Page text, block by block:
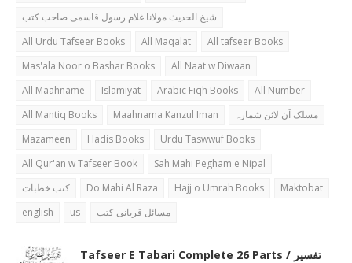
شیخ الحدیث مولانا غلام رسول قاسمی صاحب کتب
All Urdu Tafseer Books
All Maqalat
All tafseer Books
Mas'ala Noor o Bashar Books
All Naat w Diwaan
All Maahname
Islamiyat Arabic Fiqh Books
All Number
All Mantiq Books
Maahnama Kanzul Iman
مسلک آن لائن شمارہ
Mazameen
Hadis Books
Urdu Taswwuf Books
All Qur'an w Tafseer Book
Sah Mahi Pegham e Nipal
کتب خطبات
Do Mahi Al Raza Hajj o Umrah Books
Maktobat
english
us مسائل قربانی کتب
Tafseer E Tabari Complete 26 Parts / تفسیر